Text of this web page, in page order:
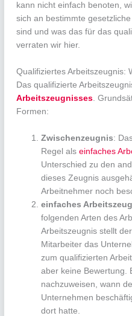
kann nicht einfach benoten,
sich an bestimmte
sind und was das für das
verraten wir hier.
Qualifiziertes Arbeitszeugnis:
Das qualifizierte
Arbeitszeugnisses .
Formen:
Zwischenzeugnis:
Regel alseinfaches
Unterschied zu den
dieses Zeugnis
Arbeitnehmer noch
einfaches
folgenden Arten des
Arbeitszeugnis stellt
Mitarbeiter das
zum qualifizierten
aber keine Bewertung.
nachzuweisen, wann
Unternehmen
dort hatte.